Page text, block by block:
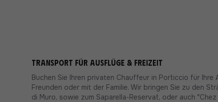
Transport für Ausflüge & Freizeit
Buchen Sie Ihren privaten Chauffeur in Porticcio für Ihre
Freunden oder mit der Familie. Wir bringen Sie zu den
di Muro, sowie zum Saparella-Reservat, oder auch